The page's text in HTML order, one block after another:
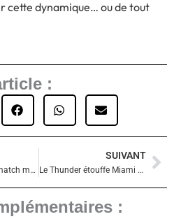
cette dynamique… ou de tout
:
Giannis lâche un match monstrueux… et les Bucks s’écroulent face à un Denver sans Jokic ni Murray !
SUIVANT
Le Thunder étouffe Miami et s’offre un nouveau statement game
: